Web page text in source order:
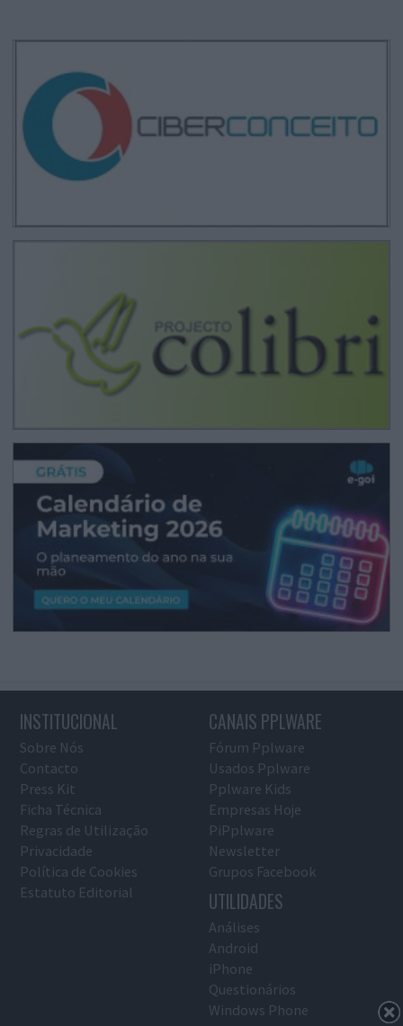
INSTITUCIONAL
Sobre Nós
Contacto
Press Kit
Ficha Técnica
Regras de Utilização
Privacidade
Política de Cookies
Estatuto Editorial
CANAIS PPLWARE
Fórum Pplware
Usados Pplware
Pplware Kids
Empresas Hoje
PiPplware
Newsletter
Grupos Facebook
UTILIDADES
Análises
Android
iPhone
Questionários
Windows Phone